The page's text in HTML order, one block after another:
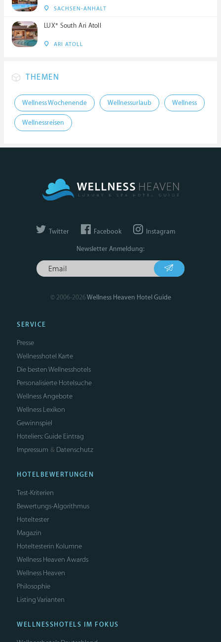
SACHSEN-ANHALT
LUX* South Ari Atoll
ARI ATOLL
THEMEN
Wellness Wochenende Wellnessurlaub Wellness
Wellnessreisen
Twitter Facebook Instagram
Newsletter Anmeldung:
© 2006-2026Wellness Heaven Hotel Guide
SERVICE
Presse
Wellnesshotel Karte
Die besten Wellnesshotels
Personalisierte Hotelsuche
Wellness Angebote
Wellness Lexikon
Gewinnspiel
Hoteliers: Guide Eintrag
Impressum & Datenschutz
HOTELBEWERTUNGEN
Test-Kriterien
Bewertungs-Algorithmus
Hoteltester
Magazin
Hoteltesterin Kolumne
Wellness Heaven Awards
Wellness Heaven
Philosophie
Listing Varianten
WELLNESSHOTELS IM FOKUS